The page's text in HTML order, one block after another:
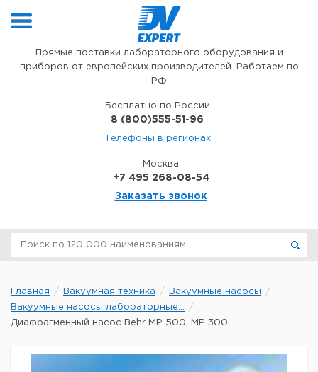
Прямые поставки лабораторного оборудования и
приборов от европейских производителей. Работаем по
РФ
Бесплатно по России
8 (800)555-51-96
Телефоны в регионах
Москва
+7 495 268-08-54
Заказать звонок
Главная Вакуумная техника
Вакуумные насосы
Вакуумные насосы лабораторные...
Диафрагменный насос Behr MP 500, MP 300